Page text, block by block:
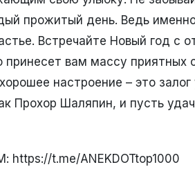
прожитый день. Ведь
Встречайте Новый год с
принесет вам массу приятных
настроение – это
Прохор Шаляпин, и пусть
https://t.me/ANEKDOTtop1000